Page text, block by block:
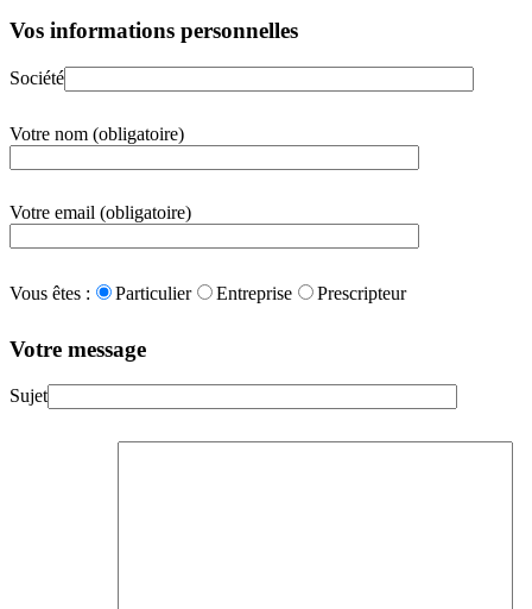
Vos informations personnelles
Société
Votre nom (obligatoire)
Votre email (obligatoire)
Vous êtes : Particulier Entreprise Prescripteur
Votre message
Sujet